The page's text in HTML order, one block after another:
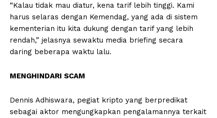
“Kalau tidak mau diatur, kena tarif lebih tinggi. Kami
harus selaras dengan Kemendag, yang ada di sistem
kementerian itu kita dukung dengan tarif yang lebih
rendah,” jelasnya sewaktu media briefing secara
daring beberapa waktu lalu.
MENGHINDARI SCAM
Dennis Adhiswara, pegiat kripto yang berpredikat
sebagai aktor mengungkapkan pengalamannya terkait